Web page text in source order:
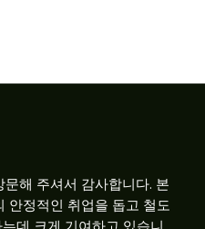
해 주셔서 감사합니다. 본
안정적인 취업을 돕고 철도